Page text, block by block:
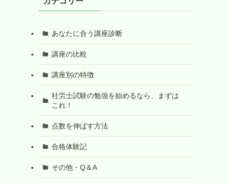
あなたに合う講座診断
講座の比較
講座別の特徴
社労士試験の勉強を始めるなら、まずは
これ！
点数を伸ばす方法
合格体験記
その他・Q＆A